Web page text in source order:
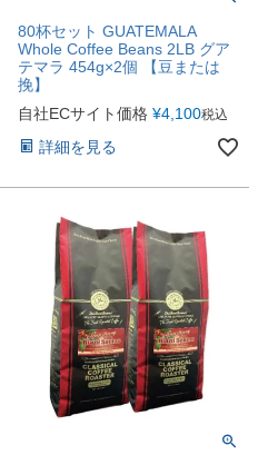
80杯セット GUATEMALA
Whole Coffee Beans 2LB グア
テマラ 454g×2個 【豆または
挽】
自社ECサイト価格 ¥4,100税込
詳細を見る